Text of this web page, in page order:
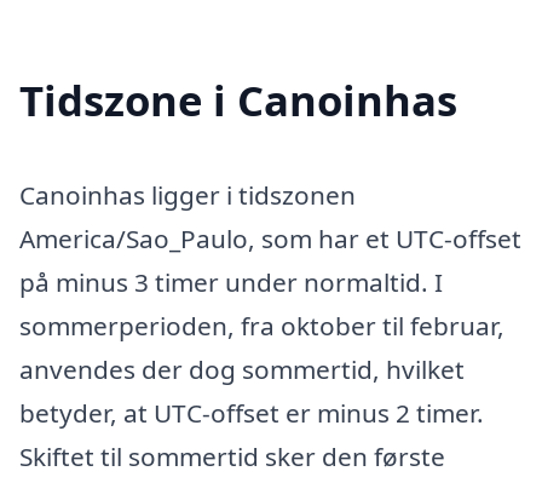
Tidszone i Canoinhas
Canoinhas ligger i tidszonen
America/Sao_Paulo, som har et UTC-offset
på minus 3 timer under normaltid. I
sommerperioden, fra oktober til februar,
anvendes der dog sommertid, hvilket
betyder, at UTC-offset er minus 2 timer.
Skiftet til sommertid sker den første